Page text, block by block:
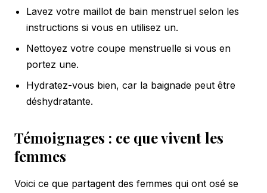
Lavez votre maillot de bain menstruel selon les
instructions si vous en utilisez un.
Nettoyez votre coupe menstruelle si vous en
portez une.
Hydratez-vous bien, car la baignade peut être
déshydratante.
Témoignages : ce que vivent les
femmes
Voici ce que partagent des femmes qui ont osé se